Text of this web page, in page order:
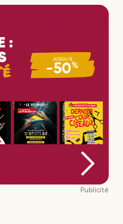
Publicité